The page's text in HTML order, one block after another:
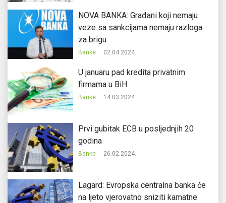
NOVA BANKA: Građani koji nemaju
veze sa sankcijama nemaju razloga
za brigu
Banke 02.04.2024.
U januaru pad kredita privatnim
firmama u BiH
Banke 14.03.2024.
Prvi gubitak ECB u posljednjih 20
godina
Banke 26.02.2024.
Lagard: Evropska centralna banka će
na ljeto vjerovatno sniziti kamatne